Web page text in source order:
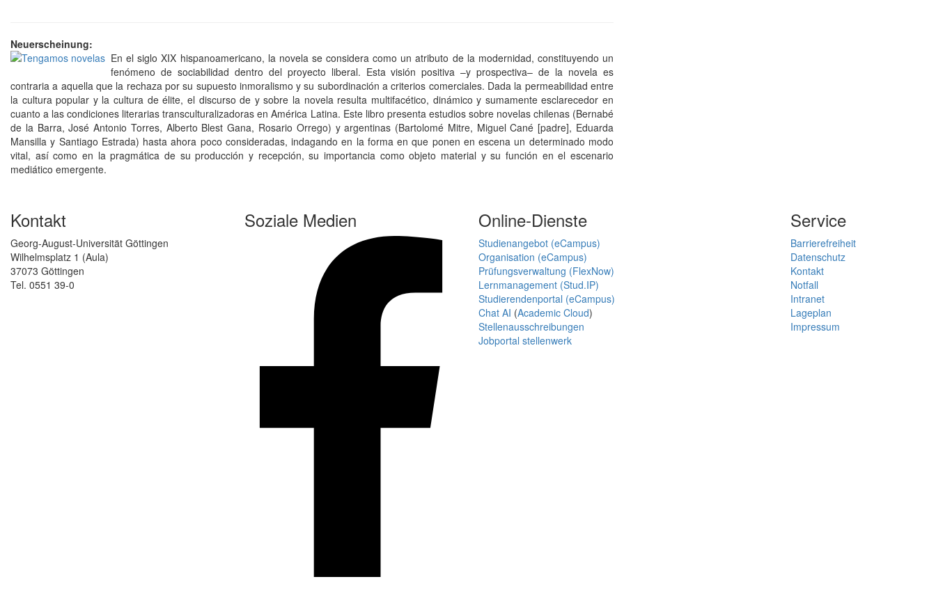
Neuerscheinung:
En el siglo XIX hispanoamericano, la novela se considera como un atributo de la modernidad, constituyendo un
fenómeno de sociabilidad dentro del proyecto liberal. Esta visión positiva –y prospectiva– de la novela es
contraria a aquella que la rechaza por su supuesto inmoralismo y su subordinación a criterios comerciales. Dada la permeabilidad entre
la cultura popular y la cultura de élite, el discurso de y sobre la novela resulta multifacético, dinámico y sumamente esclarecedor en
cuanto a las condiciones literarias transculturalizadoras en América Latina. Este libro presenta estudios sobre novelas chilenas (Bernabé
de la Barra, José Antonio Torres, Alberto Blest Gana, Rosario Orrego) y argentinas (Bartolomé Mitre, Miguel Cané [padre], Eduarda
Mansilla y Santiago Estrada) hasta ahora poco consideradas, indagando en la forma en que ponen en escena un determinado modo
vital, así como en la pragmática de su producción y recepción, su importancia como objeto material y su función en el escenario
mediático emergente.
Kontakt
Georg-August-Universität Göttingen
Wilhelmsplatz 1 (Aula)
37073 Göttingen
Tel. 0551 39-0
Soziale Medien Online-Dienste
Studienangebot (eCampus)
Organisation (eCampus)
Prüfungsverwaltung (FlexNow)
Lernmanagement (Stud.IP)
Studierendenportal (eCampus)
Chat AI (Academic Cloud)
Stellenausschreibungen
Jobportal stellenwerk
Service
Barrierefreiheit
Datenschutz
Kontakt
Notfall
Intranet
Lageplan
Impressum